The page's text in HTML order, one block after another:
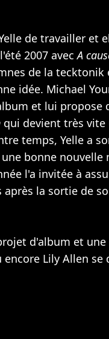
de travailler et
2007 avecA
de la tecktonik
idée. Michael
et lui propose
qui devient très vite
temps, Yelle a
bonne nouvelle
l'a invitée à
la sortie de
d'album et
encore Lily Allen se